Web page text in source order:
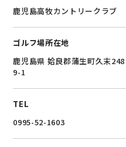
鹿児島高牧カントリークラブ
ゴルフ場所在地
鹿児島県 姶良郡蒲生町久末248
9-1
TEL
0995-52-1603